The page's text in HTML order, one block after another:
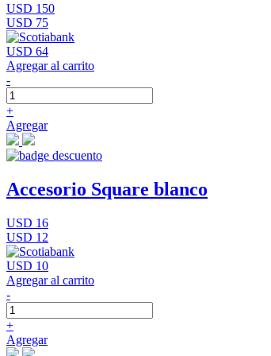
USD 150
USD 75
USD 64
Agregar al carrito
-
+
Agregar
Accesorio Square blanco
USD 16
USD 12
USD 10
Agregar al carrito
-
+
Agregar